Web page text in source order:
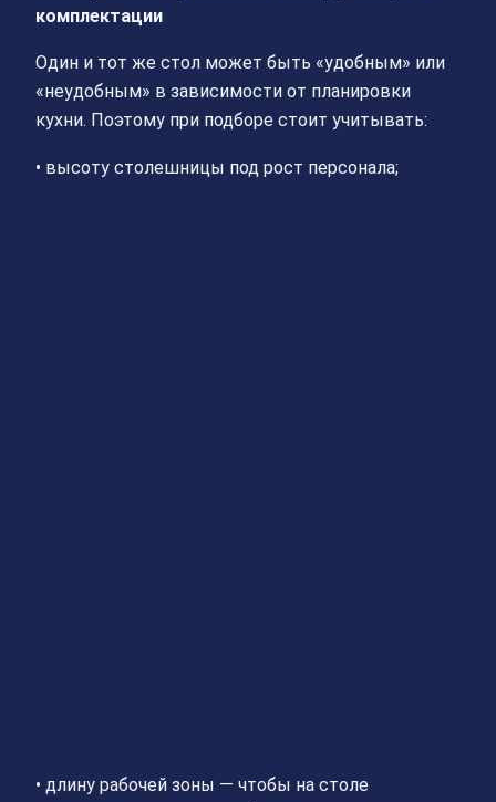
комплектации
Один и тот же стол может быть «удобным» или
«неудобным» в зависимости от планировки
кухни. Поэтому при подборе стоит учитывать:
• высоту столешницы под рост персонала;
• длину рабочей зоны — чтобы на столе